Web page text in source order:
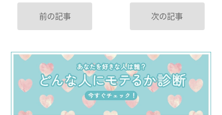
前の記事 次の記事